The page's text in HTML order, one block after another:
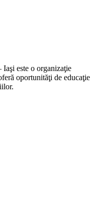
este o organizaţie
oportunităţi de educaţie